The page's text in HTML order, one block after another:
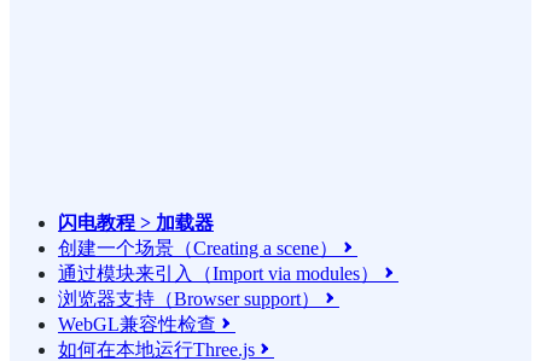
闪电教程 > 加载器
创建一个场景（Creating a scene）

通过模块来引入（Import via modules） 
浏览器支持（Browser support） 
WebGL兼容性检查 
如何在本地运行Three.js 